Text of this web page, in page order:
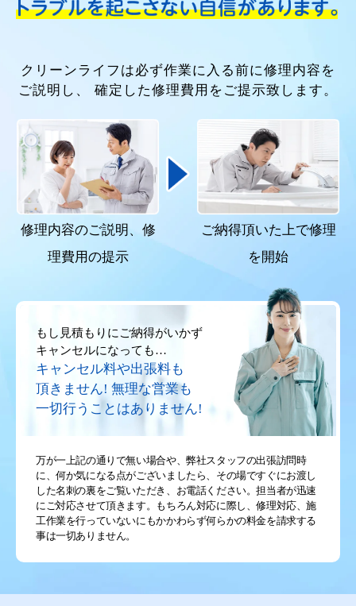
クリーンライフは必ず作業に入る前に修理内容を
ご説明し、
確定した修理費用をご提示致します。
修理内容のご説明、 修
理費用の提示
ご納得頂いた上で修理
を開始
もし見積もりにご納得がいかず
キャンセルになっても…
キャンセル料や出張料も
頂きません! 無理な営業も
一切行うことはありません!
万が一上記の通りで無い場合や、弊社スタッフの出張訪問時
に、何か気になる点がございましたら、その場ですぐにお渡し
した名刺の裏をご覧いただき、お電話ください。担当者が迅速
にご対応させて頂きます。もちろん対応に際し、修理対応、施
工作業を行っていないにもかかわらず何らかの料金を請求する
事は一切ありません。